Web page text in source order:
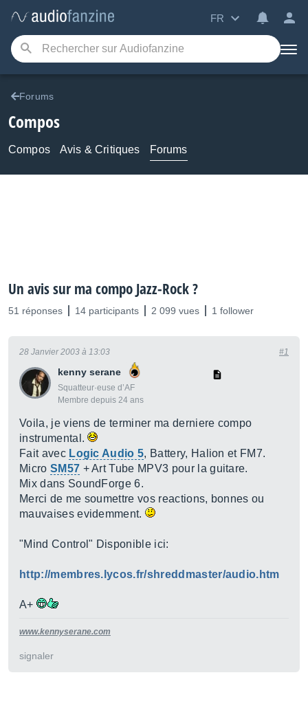
FR
Forums
Compos
Compos Avis & Critiques Forums
Un avis sur ma compo Jazz-Rock ?
51 réponses 14 participants 2 099 vues 1 follower
kenny serane
Squatteur·euse d’AF
Membre depuis 24 ans
28 Janvier 2003 à 13:03 #1
Voila, je viens de terminer ma derniere compo
instrumental.
Fait avec Logic Audio 5, Battery, Halion et FM7.
Micro SM57 + Art Tube MPV3 pour la guitare.
Mix dans SoundForge 6.
Merci de me soumettre vos reactions, bonnes ou
mauvaises evidemment.
"Mind Control" Disponible ici:
http://membres.lycos.fr/shreddmaster/audio.htm
A+
www.kennyserane.com
signaler